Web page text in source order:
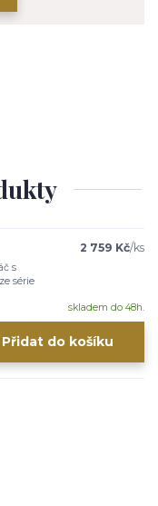
s
série
2 759 Kč/ks
skladem do 48h.
Přidat do košíku